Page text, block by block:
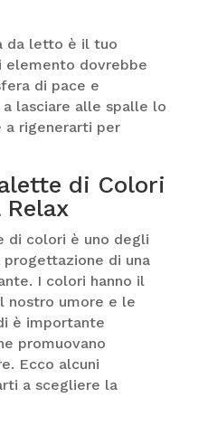
da letto è il tuo
elemento dovrebbe
di pace e
lasciare alle spalle lo
a rigenerarti per
di Colori
di colori è uno degli
di una
I colori hanno il
nostro umore e le
è importante
promuovano
Ecco alcuni
a scegliere la